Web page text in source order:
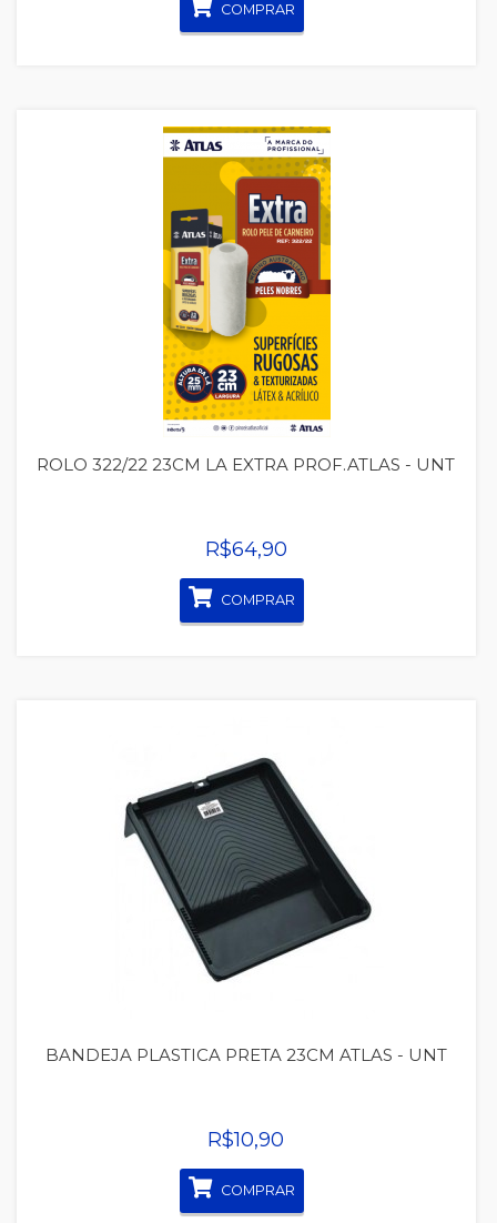
COMPRAR
Quickview
ROLO 322/22 23CM LA EXTRA PROF.ATLAS - UNT
R$64,90
COMPRAR
Quickview
BANDEJA PLASTICA PRETA 23CM ATLAS - UNT
R$10,90
COMPRAR